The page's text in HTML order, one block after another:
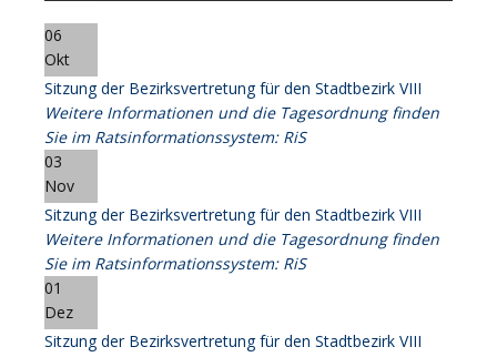
06
Okt
Sitzung der Bezirksvertretung für den Stadtbezirk VIII
Weitere Informationen und die Tagesordnung finden
Sie im Ratsinformationssystem: RiS
03
Nov
Sitzung der Bezirksvertretung für den Stadtbezirk VIII
Weitere Informationen und die Tagesordnung finden
Sie im Ratsinformationssystem: RiS
01
Dez
Sitzung der Bezirksvertretung für den Stadtbezirk VIII